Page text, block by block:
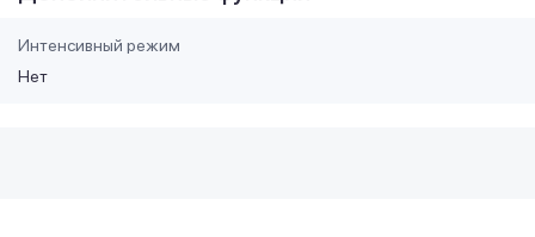
Интенсивный режим
Нет